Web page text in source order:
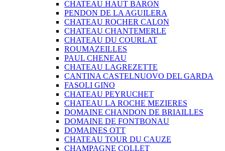
CHATEAU HAUT BARON
PENDON DE LA AGUILERA
CHATEAU ROCHER CALON
CHATEAU CHANTEMERLE
CHATEAU DU COURLAT
ROUMAZEILLES
PAUL CHENEAU
CHATEAU LAGREZETTE
CANTINA CASTELNUOVO DEL GARDA
FASOLI GINO
CHATEAU PEYRUCHET
CHATEAU LA ROCHE MEZIERES
DOMAINE CHANDON DE BRIAILLES
DOMAINE DE FONTBONAU
DOMAINES OTT
CHATEAU TOUR DU CAUZE
CHAMPAGNE COLLET